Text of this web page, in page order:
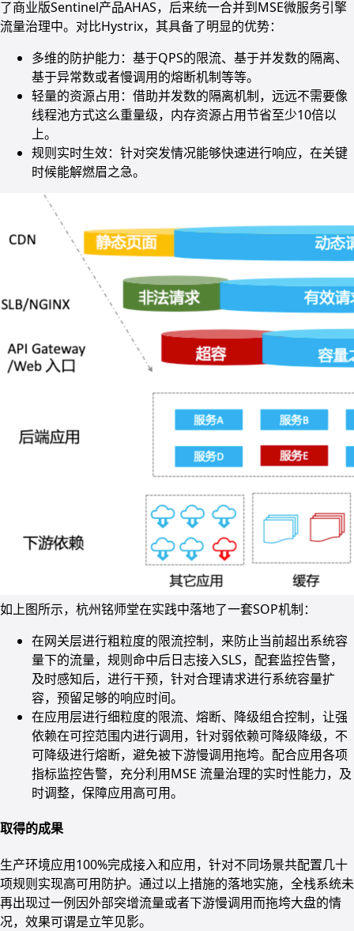
了商业版Sentinel产品AHAS，后来统一合并到MSE微服务引擎
流量治理中。对比Hystrix，其具备了明显的优势：
多维的防护能力：基于QPS的限流、基于并发数的隔离、
基于异常数或者慢调用的熔断机制等等。
轻量的资源占用：借助并发数的隔离机制，远远不需要像
线程池方式这么重量级，内存资源占用节省至少10倍以
上。
规则实时生效：针对突发情况能够快速进行响应，在关键
时候能解燃眉之急。
如上图所示，杭州铭师堂在实践中落地了一套SOP机制：
在网关层进行粗粒度的限流控制，来防止当前超出系统容
量下的流量，规则命中后日志接入SLS，配套监控告警，
及时感知后，进行干预，针对合理请求进行系统容量扩
容，预留足够的响应时间。
在应用层进行细粒度的限流、熔断、降级组合控制，让强
依赖在可控范围内进行调用，针对弱依赖可降级降级，不
可降级进行熔断，避免被下游慢调用拖垮。配合应用各项
指标监控告警，充分利用MSE 流量治理的实时性能力，及
时调整，保障应用高可用。
取得的成果
生产环境应用100%完成接入和应用，针对不同场景共配置几十
项规则实现高可用防护。通过以上措施的落地实施，全栈系统未
再出现过一例因外部突增流量或者下游慢调用而拖垮大盘的情
况，效果可谓是立竿见影。